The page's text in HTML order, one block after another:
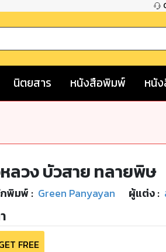
นิตยสาร หนังสือพิมพ์ หนั
ลวง บัวสาย ทลายพิษ
พิมพ์ : Green Panyayan ผู้แต่ง :
FREE